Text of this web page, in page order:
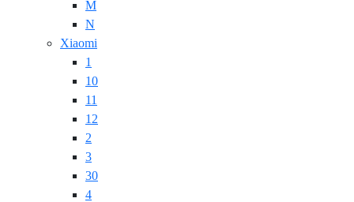
M
N
Xiaomi
1
10
11
12
2
3
30
4